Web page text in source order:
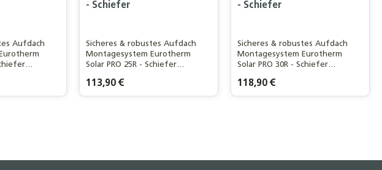
Aufdach
- Schiefer
Sicheres & robustes Aufdach
Montagesystem Eurotherm
Solar PRO 25R - Schiefer
in Germany
Regulärer Preis:
113,90 €
- Schiefer
Sicheres & robustes Aufdach
Montagesystem Eurotherm
Solar PRO 30R - Schiefer
in Germany
Regulärer Preis:
118,90 €